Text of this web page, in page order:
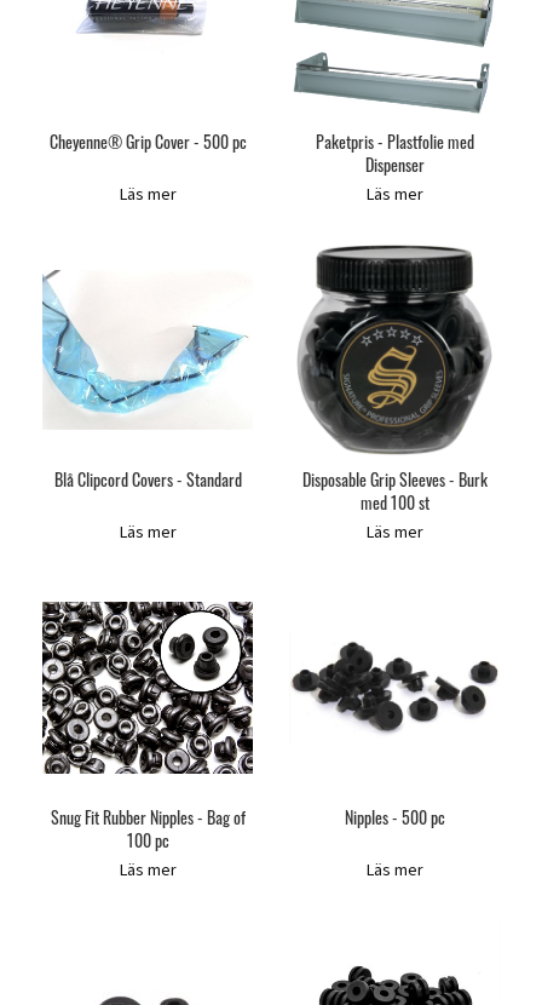
Cheyenne® Grip Cover - 500 pc
Läs mer
Paketpris - Plastfolie med
Dispenser
Läs mer
Blå Clipcord Covers - Standard
Läs mer
Disposable Grip Sleeves - Burk
med 100 st
Läs mer
Snug Fit Rubber Nipples - Bag of
100 pc
Läs mer
Nipples - 500 pc
Läs mer